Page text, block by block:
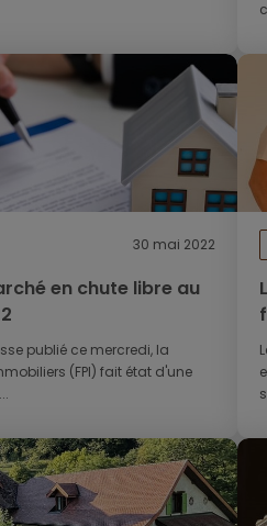
30 mai 2022
en chute libre au
publié ce mercredi, la
(FPI) fait état d'une